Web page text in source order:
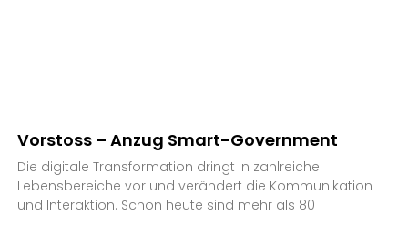
Vorstoss – Anzug Smart-Government
Die digitale Transformation dringt in zahlreiche
Lebensbereiche vor und verändert die Kommunikation
und Interaktion. Schon heute sind mehr als 80